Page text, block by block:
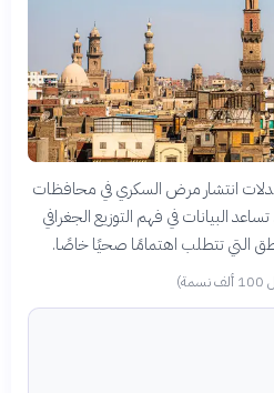
انتشار مرض السكري في محافظات
مصر خلال عامي 2023 و 2024. تساعد البيانات في فهم التوزيع الجغرافي
التي تتطلب اهتمامًا صحيًا خاصًا.
)